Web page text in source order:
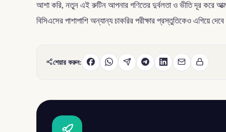
আশা করি, নতুন এই রুটিন আপনার গণিতের দুর্বলতা ও ভীতি দূর করে
বিসিএসের পাশাপাশি অন্যান্য চাকরির পরীক্ষার প্রস্তুতিকেও
শেয়ার করুন: